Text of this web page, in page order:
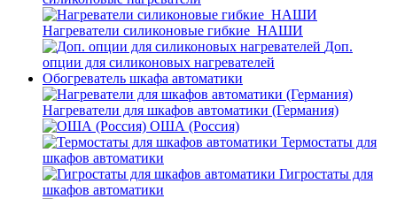
Нагреватели силиконовые гибкие_НАШИ
Доп.
опции для силиконовых нагревателей
Обогреватель шкафа автоматики
Нагреватели для шкафов автоматики (Германия)
ОША (Россия)
Термостаты для
шкафов автоматики
Гигростаты для
шкафов автоматики